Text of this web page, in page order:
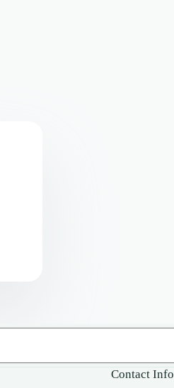
Contact Info